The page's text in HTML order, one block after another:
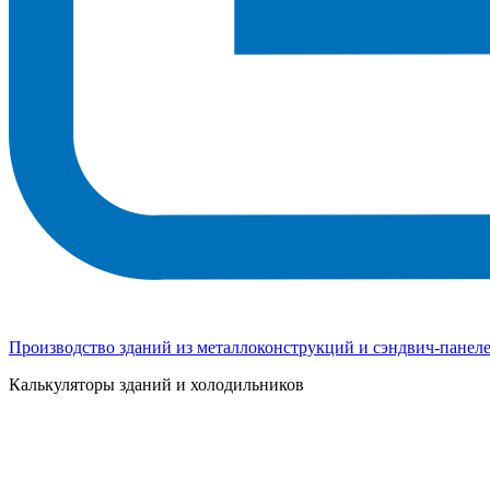
Производство зданий из металлоконструкций и сэндвич-
Калькуляторы зданий и холодильников